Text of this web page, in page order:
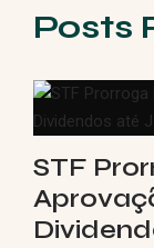
Posts
STF